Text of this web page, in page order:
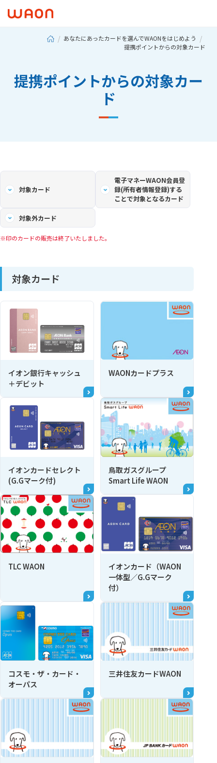
あなたにあったカードを選んでWAONをはじめよう
提携ポイントからの対象カード
提携ポイントからの対象カー
ド
対象カード
電子マネーWAON会員登
録(所有者情報登録)する
ことで対象となるカード
対象外カード
印のカードの販売は終了いたしました。
対象カード
イオン銀行キャッシュ
＋デビット
WAONカードプラス
イオンカードセレクト
(G.Gマーク付)
鳥取ガスグループ
Smart Life WAON
TLC WAON
イオンカード（WAON
一体型／G.Gマーク
付）
コスモ・ザ・カード・
オーパス
三井住友カードWAON